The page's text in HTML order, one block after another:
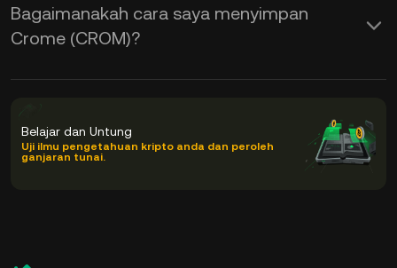
Bagaimanakah cara saya menyimpan
Crome (CROM)?
Belajar dan Untung
Uji ilmu pengetahuan kripto anda dan peroleh
ganjaran tunai.